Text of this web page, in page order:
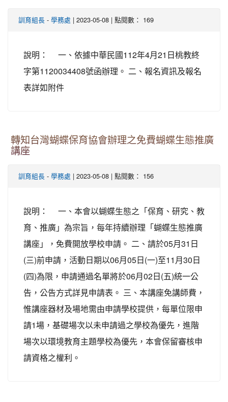
訓育組長 - 學務處 | 2023-05-08 | 點閱數： 169
說明： 一、依據中華民國112年4月21日桃教終
字第1120034408號函辦理。 二、報名資訊及報名
表詳如附件
轉知台灣蝴蝶保育協會辦理之免費蝴蝶生態推廣
講座
訓育組長 - 學務處 | 2023-05-08 | 點閱數： 156
說明： 一、本會以蝴蝶生態之「保育、研究、教
育、推廣」為宗旨，每年持續辦理「蝴蝶生態推廣
講座」，免費開放學校申請。 二、請於05月31日
(三)前申請，活動日期以06月05日(一)至11月30日
(四)為限，申請通過名單將於06月02日(五)統一公
告，公告方式詳見申請表。 三、本講座免講師費，
惟講座器材及場地需由申請學校提供，每單位限申
請1場，基礎場次以未申請過之學校為優先，進階
場次以環境教育主題學校為優先，本會保留審核申
請資格之權利。